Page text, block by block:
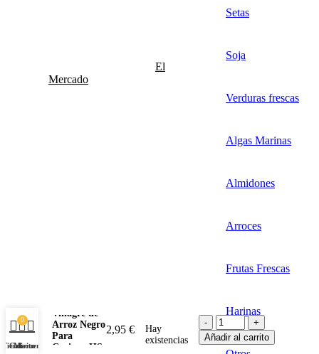
El
Mercado
Setas
Soja
Verduras frescas
Algas Marinas
Almidones
Arroces
Frutas Frescas
Harinas
Vinagre de
Arroz Negro
Para
Cocinar HS
2,95 €
Hay
existencias
Añadir al carrito
Tienda
0
Carrito
Mi cuenta